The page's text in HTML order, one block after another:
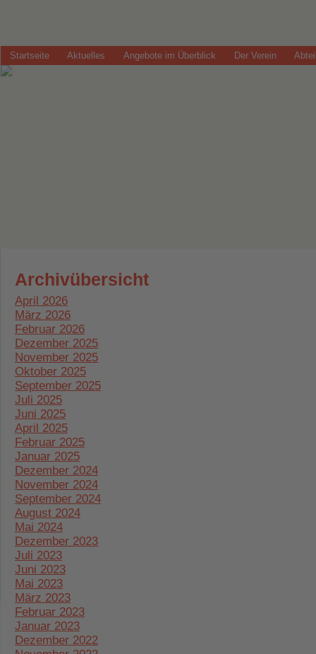
Startseite Aktuelles Angebote im Überblick Der Verein
Archivübersicht
April 2026
März 2026
Februar 2026
Dezember 2025
November 2025
Oktober 2025
September 2025
Juli 2025
Juni 2025
April 2025
Februar 2025
Januar 2025
Dezember 2024
November 2024
September 2024
August 2024
Mai 2024
Dezember 2023
Juli 2023
Juni 2023
Mai 2023
März 2023
Februar 2023
Januar 2023
Dezember 2022